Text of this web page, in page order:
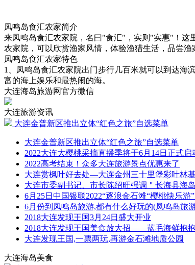
凤鸣岛食汇农家简介
来凤鸣岛食汇农家院，名曰"食汇"，实则"实惠"！这
农家院，可以欣赏渔家风情，体验渔猎生活，品尝
凤鸣岛食汇农家特色
1、凤鸣岛食汇农家院出门步行几百米就可以到达海
富的海上娱乐和最热闹的海。
大连海岛旅游网官方微信
大连旅游资讯
大连金普新区推出立体“红色之旅”自选菜单
大连金普新区推出立体“红色之旅”自选菜单
2022大连大樱桃采摘直播季将于6月14日正式启
2022高考结束！众多大连旅游景点优惠来了
大连赏枫叶好去处—大连金州三十里堡彩叶林
大连市委副书记、市长陈绍旺强调＂长海县海
6月25日中国银联2022“逐浪金石滩“樱桃快乐游”
6月份到凤鸣岛旅游,都有什么好玩的(凤鸣岛旅
2018大连发现王国3月24日盛大开业
2018大连发现王国美食放大招——蓝毛海鲜抱
大连发现王国,一票两玩,再游金石滩地质公园
大连海岛美食